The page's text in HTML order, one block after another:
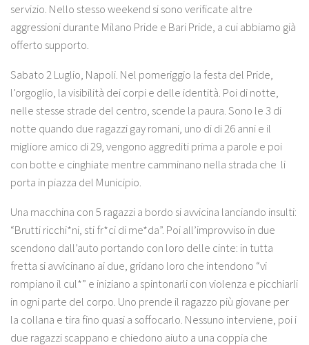
servizio. Nello stesso weekend si sono verificate altre
aggressionidurante Milano Pride e Bari Pride, a cui abbiamo già
offerto supporto.
Sabato 2 Luglio, Napoli. Nel pomeriggio la festa del Pride,
l’orgoglio, la visibilità dei corpi e delle identità. Poi di notte,
nelle stesse strade del centro, scende la paura. Sono le 3 di
notte quando due ragazzi gay romani, uno di di 26 anni e il
migliore amico di 29, vengono aggrediti prima a parole e poi
con botte e cinghiate mentre camminano nella strada che li
porta in piazza del Municipio.
Una macchina con 5 ragazzi a bordo si avvicina lanciando insulti:
“Brutti ricchi*ni, sti fr*ci di me*da”. Poi all’improvviso in due
scendono dall’auto portando con loro delle cinte: in tutta
fretta si avvicinano ai due, gridano loro che intendono “vi
rompiano il cul*” e iniziano a spintonarli con violenza e picchiarli
in ogni parte del corpo. Uno prende il ragazzo più giovane per
la collana e tira fino quasi a soffocarlo. Nessuno interviene, poi i
due ragazzi scappano e chiedono aiuto a una coppia che